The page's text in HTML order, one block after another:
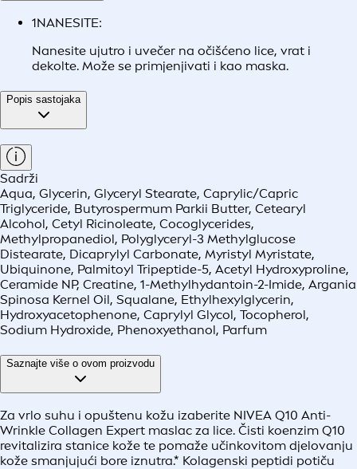
1NANESITE:
Nanesite ujutro i uvečer na očišćeno lice, vrat i
dekolte. Može se primjenjivati i kao maska.
Popis sastojaka
Sadrži
Aqua, Glycerin, Glyceryl Stearate, Caprylic/Capric
Triglyceride, Butyrospermum Parkii Butter, Cetearyl
Alcohol, Cetyl Ricinoleate, Cocoglycerides,
Methylpropanediol, Polyglyceryl-3 Methylglucose
Distearate, Dicaprylyl Carbonate, Myristyl Myristate,
Ubiquinone, Palmitoyl Tripeptide-5, Acetyl Hydroxyproline,
Ceramide NP, Creatine, 1-Methylhydantoin-2-Imide, Argania
Spinosa Kernel Oil, Squalane, Ethylhexylglycerin,
Hydroxyacetophenone, Caprylyl Glycol, Tocopherol,
Sodium Hydroxide, Phenoxyethanol, Parfum
Saznajte više o ovom proizvodu
Za vrlo suhu i opuštenu kožu izaberite NIVEA Q10 Anti-
Wrinkle Collagen Expert maslac za lice. Čisti koenzim Q10
revitalizira stanice kože te pomaže učinkovitom djelovanju
kože smanjujući bore iznutra.* Kolagenski peptidi potiču